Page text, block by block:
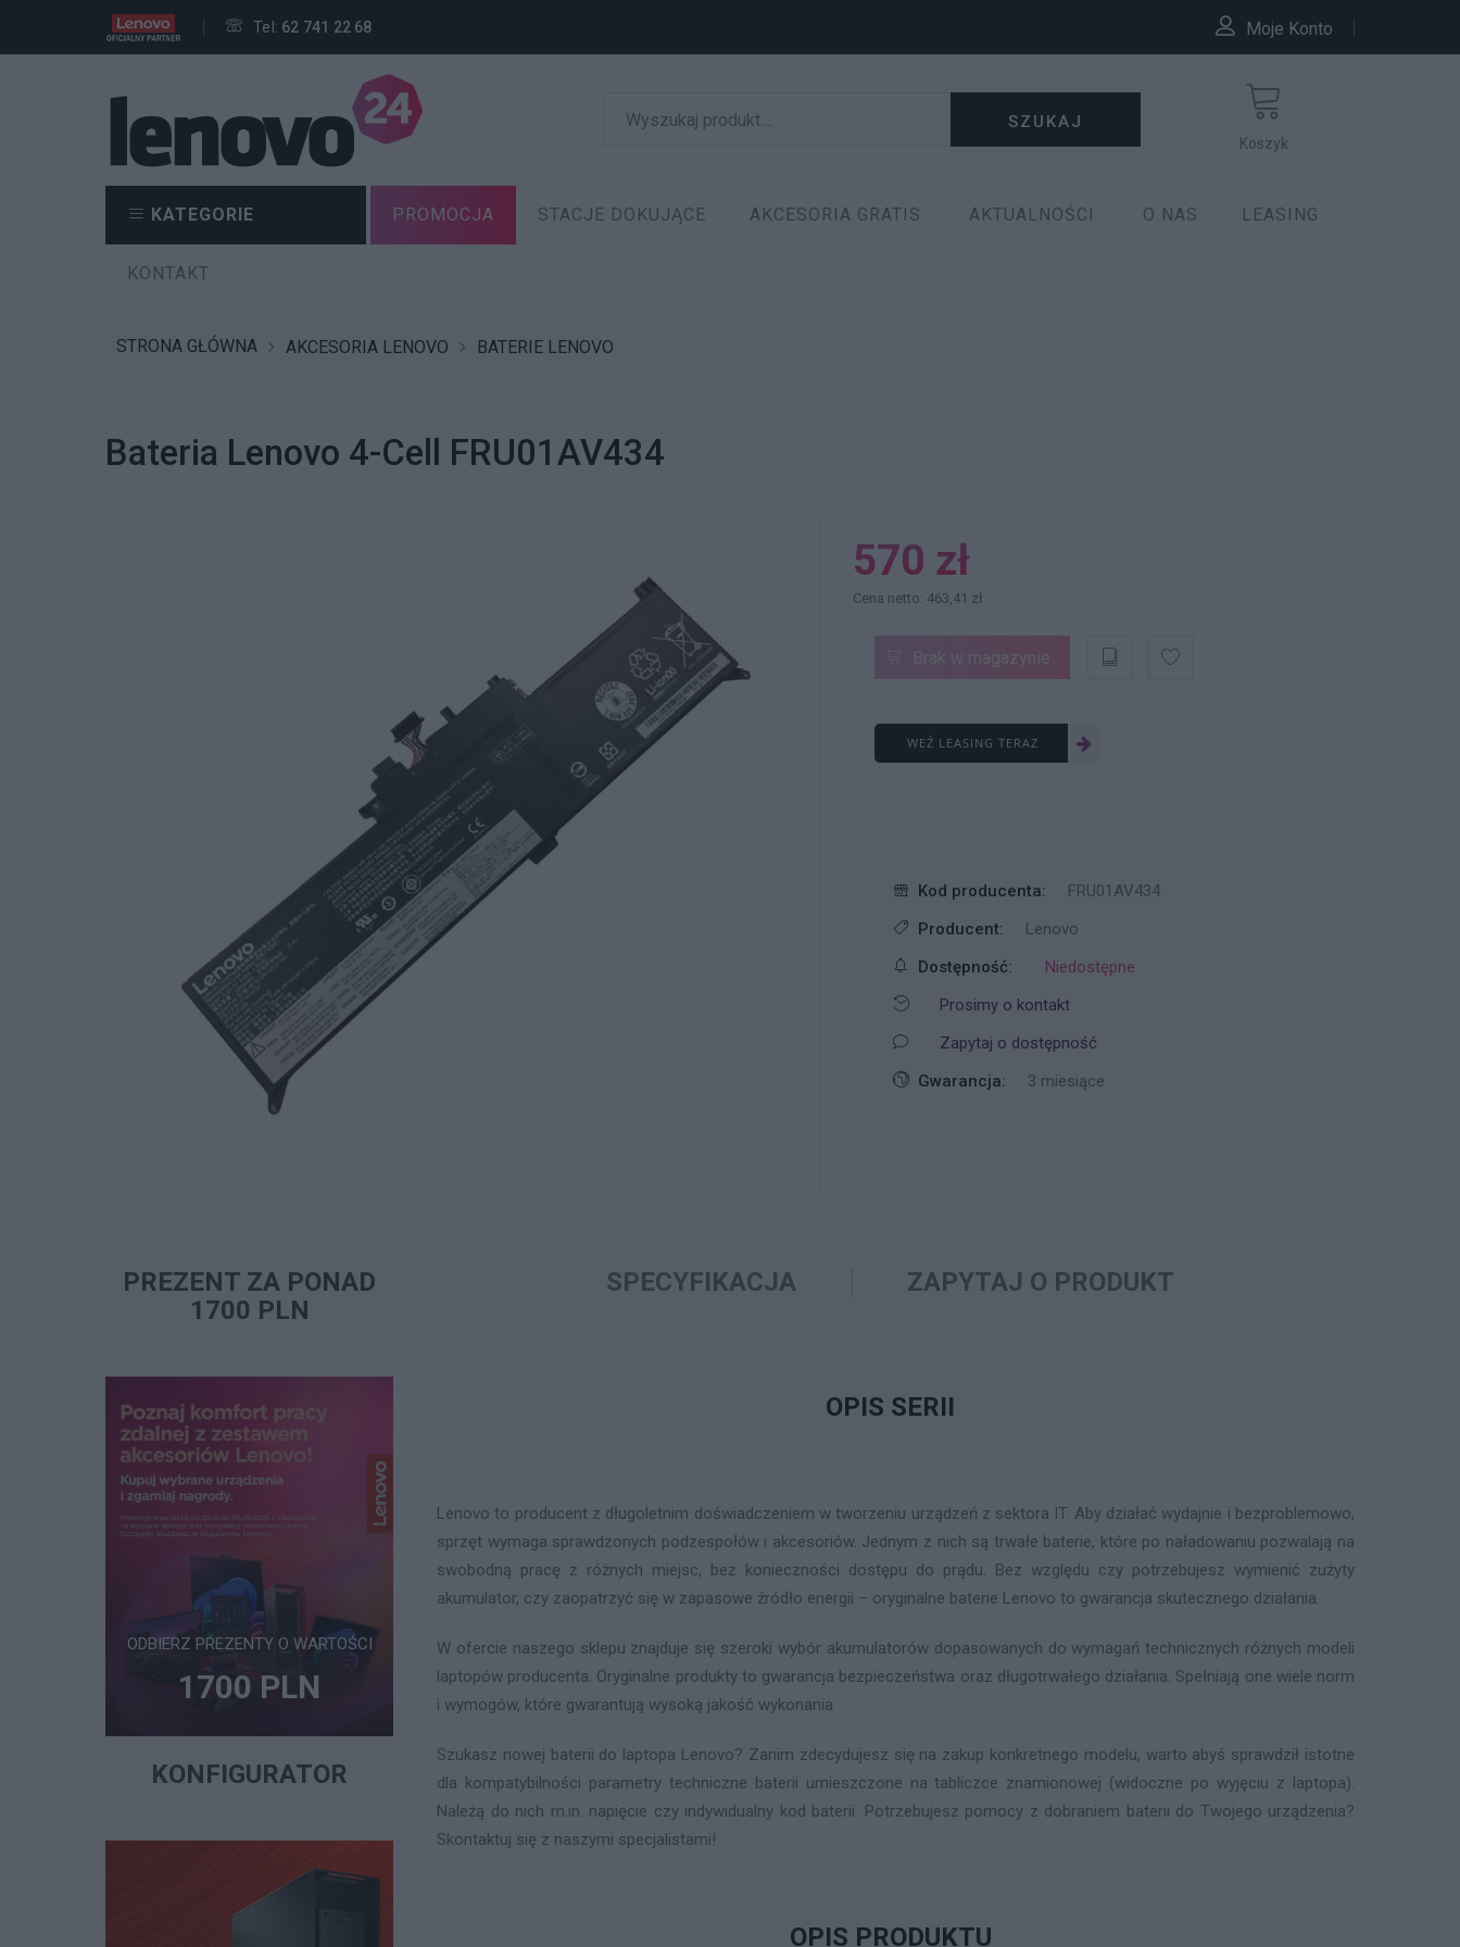
Tel: 62 741 22 68 Moje Konto
SZUKAJ
Koszyk
KATEGORIE PROMOCJA STACJE DOKUJĄCE AKCESORIA GRATIS AKTUALNOŚCI O NAS LEASING
KONTAKT
STRONA GŁÓWNA AKCESORIA LENOVO BATERIE LENOVO
Bateria Lenovo 4-Cell FRU01AV434
570 zł
Cena netto: 463,41 zł
Brak w magazynie
WEŹ LEASING TERAZ
Kod producenta:
FRU01AV434
Producent:
Lenovo
Dostępność:
Niedostępne
Prosimy o kontakt
Zapytaj o dostępność
Gwarancja:
3 miesiące
PREZENT ZA PONAD
1700 PLN
ODBIERZ PREZENTY O WARTOŚCI
1700 PLN
KONFIGURATOR
SPECYFIKACJA ZAPYTAJ O PRODUKT
OPIS SERII
Lenovo to producent z długoletnim doświadczeniem w tworzeniu urządzeń z sektora IT. Aby działać wydajnie i bezproblemowo,
sprzęt wymaga sprawdzonych podzespołów i akcesoriów. Jednym z nich są trwałe baterie, które po naładowaniu pozwalają na
swobodną pracę z różnych miejsc, bez konieczności dostępu do prądu. Bez względu czy potrzebujesz wymienić zużyty
akumulator, czy zaopatrzyć się w zapasowe źródło energii – oryginalne baterie Lenovo to gwarancja skutecznego działania.
W ofercie naszego sklepu znajduje się szeroki wybór akumulatorów dopasowanych do wymagań technicznych różnych modeli
laptopów producenta. Oryginalne produkty to gwarancja bezpieczeństwa oraz długotrwałego działania. Spełniają one wiele norm
i wymogów, które gwarantują wysoką jakość wykonania
Szukasz nowej baterii do laptopa Lenovo? Zanim zdecydujesz się na zakup konkretnego modelu, warto abyś sprawdził istotne
dla kompatybilności parametry techniczne baterii umieszczone na tabliczce znamionowej (widoczne po wyjęciu z laptopa).
Należą do nich m.in. napięcie czy indywidualny kod baterii. Potrzebujesz pomocy z dobraniem baterii do Twojego urządzenia?
Skontaktuj się z naszymi specjalistami!
OPIS PRODUKTU